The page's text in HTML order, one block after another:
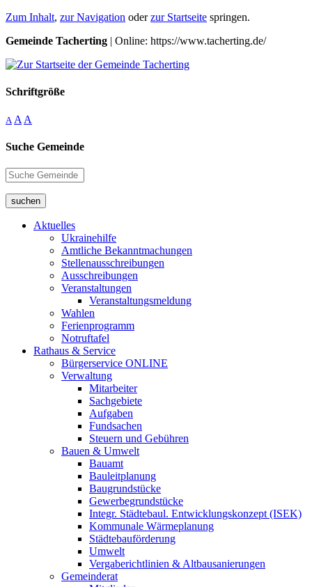
Zum Inhalt, zur Navigation oderzur Startseite springen.
Gemeinde Tacherting | Online: https://www.tacherting.de/
Schriftgröße
A A A
Suche Gemeinde
suchen
Aktuelles
Ukrainehilfe
Amtliche Bekanntmachungen
Stellenausschreibungen
Ausschreibungen
Veranstaltungen
Veranstaltungsmeldung
Wahlen
Ferienprogramm
Notruftafel
Rathaus & Service
Bürgerservice ONLINE
Verwaltung
Mitarbeiter
Sachgebiete
Aufgaben
Fundsachen
Steuern und Gebühren
Bauen & Umwelt
Bauamt
Bauleitplanung
Baugrundstücke
Gewerbegrundstücke
Integr. Städtebaul. Entwicklungskonzept (ISEK)
Kommunale Wärmeplanung
Städtebauförderung
Umwelt
Vergaberichtlinien & Altbausanierungen
Gemeinderat